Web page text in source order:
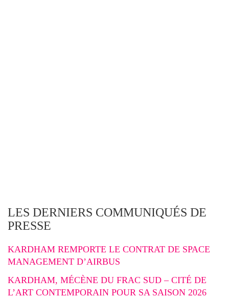
LES DERNIERS COMMUNIQUÉS DE
PRESSE
KARDHAM REMPORTE LE CONTRAT DE SPACE
MANAGEMENT D’AIRBUS
KARDHAM, MÉCÈNE DU FRAC SUD – CITÉ DE
L’ART CONTEMPORAIN POUR SA SAISON 2026